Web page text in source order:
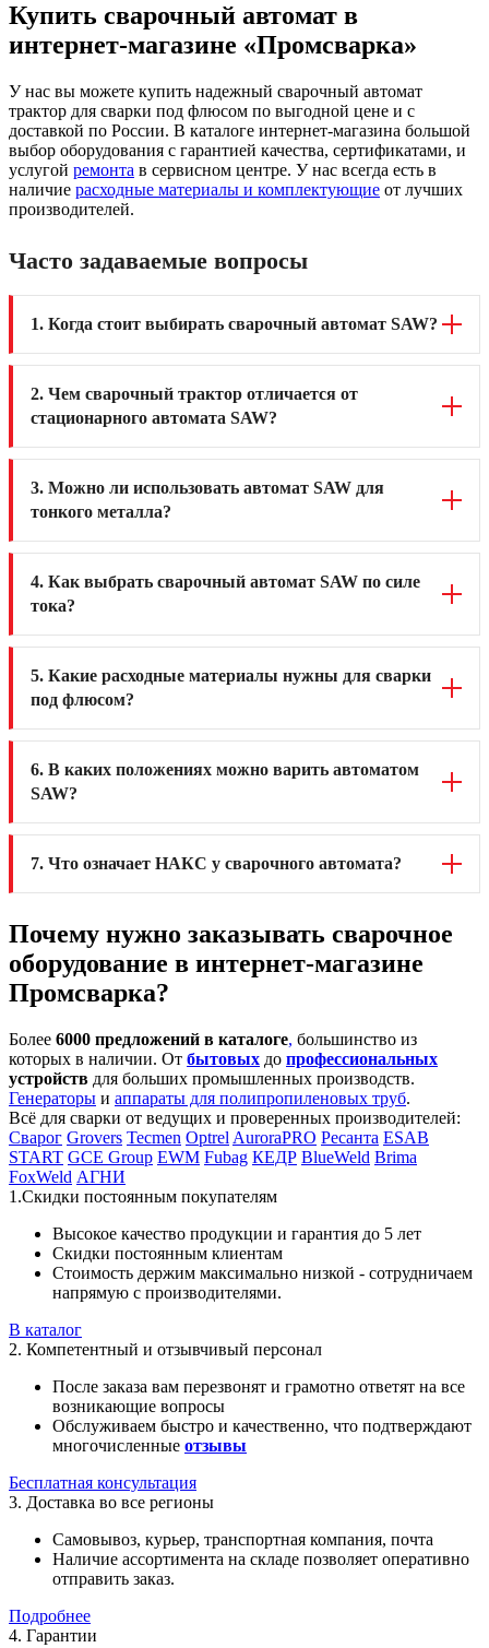
Купить сварочный автомат в
интернет-магазине «Промсварка»
У нас вы можете купить надежный сварочный автомат
трактор для сварки под флюсом по выгодной цене и с
доставкой по России. В каталоге интернет-магазина большой
выбор оборудования с гарантией качества, сертификатами, и
услугой ремонта в сервисном центре. У нас всегда есть в
наличие расходные материалы и комплектующие от лучших
производителей.
Часто задаваемые вопросы
1. Когда стоит выбирать сварочный автомат SAW?
2. Чем сварочный трактор отличается от
стационарного автомата SAW?
3. Можно ли использовать автомат SAW для
тонкого металла?
4. Как выбрать сварочный автомат SAW по силе
тока?
5. Какие расходные материалы нужны для сварки
под флюсом?
6. В каких положениях можно варить автоматом
SAW?
7. Что означает НАКС у сварочного автомата?
Почему нужно заказывать сварочное
оборудование в интернет-магазине
Промсварка?
Более 6000 предложений в каталоге, большинство из
которых в наличии. От бытовых до профессиональных
устройств для больших промышленных производств.
Генераторы и аппараты для полипропиленовых труб.
Всё для сварки от ведущих и проверенных производителей:
Сварог Grovers Tecmen Optrel AuroraPRO Ресанта ESAB
START GCE Group EWM Fubag КЕДР BlueWeld Brima
FoxWeld АГНИ
1.Скидки постоянным покупателям
Высокое качество продукции и гарантия до 5 лет
Скидки постоянным клиентам
Стоимость держим максимально низкой - сотрудничаем
напрямую с производителями.
В каталог
2. Компетентный и отзывчивый персонал
После заказа вам перезвонят и грамотно ответят на все
возникающие вопросы
Обслуживаем быстро и качественно, что подтверждают
многочисленные отзывы
Бесплатная консультация
3. Доставка во все регионы
Самовывоз, курьер, транспортная компания, почта
Наличие ассортимента на складе позволяет оперативно
отправить заказ.
Подробнее
4. Гарантии